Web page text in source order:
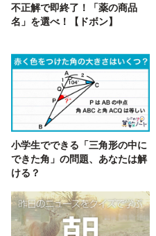
不正解で即終了！「薬の商品
名」を選べ！【ドボン】
小学生でできる「三角形の中に
できた角」の問題、あなたは解
ける？